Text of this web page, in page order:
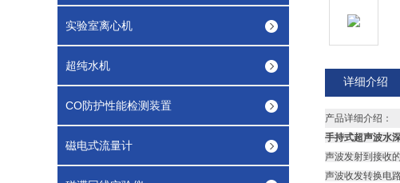
实验室离心机
超纯水机
CO防护性能检测装置
磁电式流量计
详细介绍
产品详细介绍：
手持式超声波水
声波发射到接收
声波收发转换电